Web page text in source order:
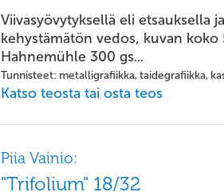
Viivasyövytyksellä eli etsauksella
kehystämätön vedos, kuvan koko
Hahnemühle 300 gs...
Tunnisteet: metalligrafiikka, taidegrafiikka,
Katso teosta tai osta teos
Piia Vainio:
"Trifolium" 18/32